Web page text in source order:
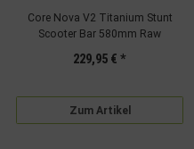
Core Nova V2 Titanium Stunt
Scooter Bar 580mm Raw
229,95 € *
Zum Artikel